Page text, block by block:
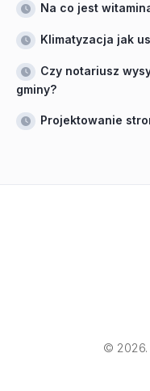
Na co jest
Klimatyzacja jak
Czy notariusz
gminy?
Projektowanie
© 2026.